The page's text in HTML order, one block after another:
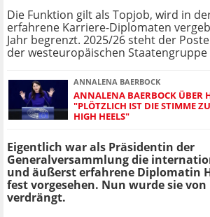
Die Funktion gilt als Topjob, wird in
erfahrene Karriere-Diplomaten
Jahr begrenzt. 2025/26 steht der
der westeuropäischen Staatengruppe
ANNALENA BAERBOCK
ANNALENA BAERBOCK ÜBER
"PLÖTZLICH IST DIE STIMME
HIGH HEELS"
Eigentlich war als Präsidentin der
Generalversammlung die
und äußerst erfahrene Diplomatin
fest vorgesehen. Nun wurde sie von
verdrängt.